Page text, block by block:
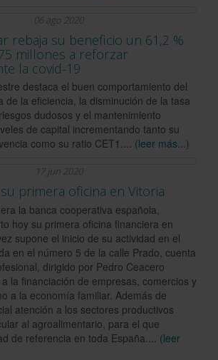
06 ago 2020
rebaja su beneficio un 61,2 %
millones a reforzar
la covid-19
destaca el buen comportamiento del
de la eficiencia, la disminución de la tasa
dudosos y el mantenimiento
de capital incrementando tanto su
como su ratio CET1.... (leer más...)
17 jun 2020
primera oficina en Vitoria
la banca cooperativa española,
hoy su primera oficina financiera en
supone el inicio de su actividad en el
en el número 5 de la calle Prado, cuenta
dirigido por Pedro Ceacero
la financiación de empresas, comercios y
a la economía familiar. Además de
atención a los sectores productivos
al agroalimentario, para el que
de referencia en toda España.... (leer